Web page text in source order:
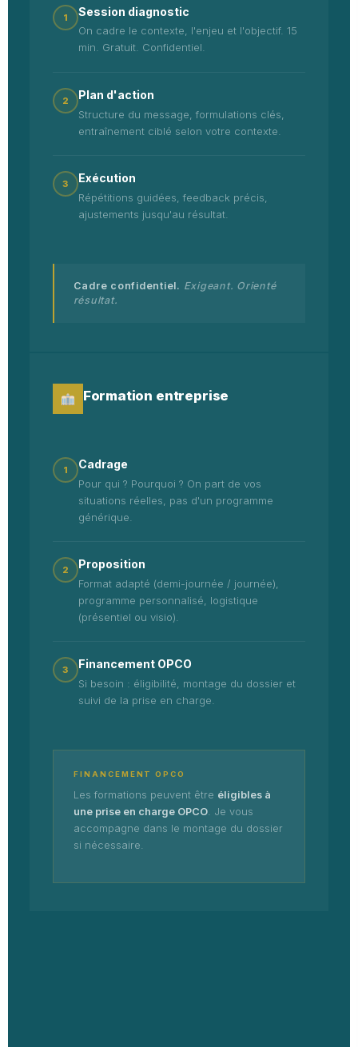
1 Session diagnostic
On cadre le contexte, l'enjeu et l'objectif. 15
min. Gratuit. Confidentiel.
2 Plan d'action
Structure du message, formulations clés,
entraînement ciblé selon votre contexte.
3 Exécution
Répétitions guidées, feedback précis,
ajustements jusqu'au résultat.
Cadre confidentiel. Exigeant. Orienté
résultat.
Formation entreprise
1 Cadrage
Pour qui ? Pourquoi ? On part de vos
situations réelles, pas d'un programme
générique.
2 Proposition
Format adapté (demi-journée / journée),
programme personnalisé, logistique
(présentiel ou visio).
3 Financement OPCO
Si besoin : éligibilité, montage du dossier et
suivi de la prise en charge.
FINANCEMENT OPCO
Les formations peuvent être éligibles à
une prise en charge OPCO . Je vous
accompagne dans le montage du dossier
si nécessaire.